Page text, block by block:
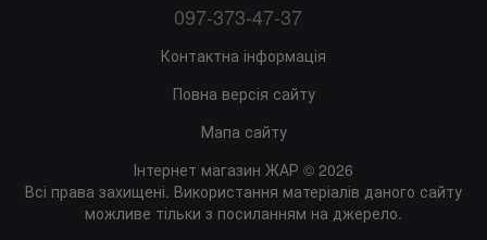
097-373-47-37
Контактна інформація
Повна версія сайту
Мапа сайту
Інтернет магазин ЖАР © 2026
Всі права захищені. Використання матеріалів даного сайту
можливе тільки з посиланням на джерело.